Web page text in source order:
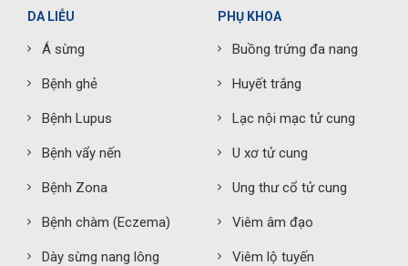
DA LIỄU
Á sừng
Bệnh ghẻ
Bệnh Lupus
Bệnh vẩy nến
Bệnh Zona
Bệnh chàm (Eczema)
Dày sừng nang lông
PHỤ KHOA
Buồng trứng đa nang
Huyết trắng
Lạc nội mạc tử cung
U xơ tử cung
Ung thư cổ tử cung
Viêm âm đạo
Viêm lộ tuyến